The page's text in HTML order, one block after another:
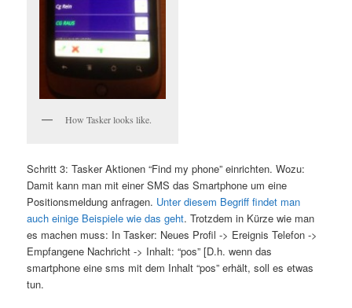
How Tasker looks like.
Schritt 3: Tasker Aktionen “Find my phone” einrichten. Wozu:
Damit kann man mit einer SMS das Smartphone um eine
Positionsmeldung anfragen. Unter diesem Begriff findet man
auch einige Beispiele wie das geht. Trotzdem in Kürze wie man
es machen muss: In Tasker: Neues Profil -> Ereignis Telefon ->
Empfangene Nachricht -> Inhalt: “pos” [D.h. wenn das
smartphone eine sms mit dem Inhalt “pos” erhält, soll es etwas
tun.